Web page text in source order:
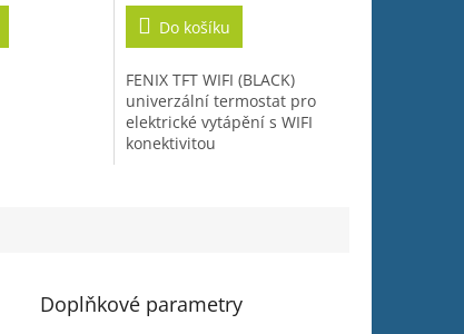
Do košíku
FENIX TFT WIFI (BLACK)
univerzální termostat pro
elektrické vytápění s WIFI
konektivitou
Doplňkové parametry